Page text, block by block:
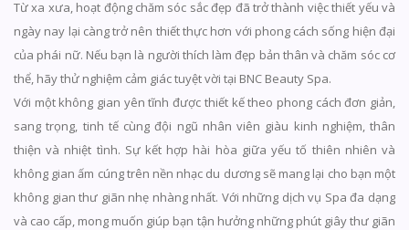
Từ xa xưa, hoạt động chăm sóc sắc đẹp đã trở thành việc thiết yếu và
ngày nay lại càng trở nên thiết thực hơn với phong cách sống hiện đại
của phái nữ. Nếu bạn là người thích làm đẹp bản thân và chăm sóc cơ
thể, hãy thử nghiệm cảm giác tuyệt vời tại BNC Beauty Spa.
Với một không gian yên tĩnh được thiết kế theo phong cách đơn giản,
sang trọng, tinh tế cùng đội ngũ nhân viên giàu kinh nghiệm, thân
thiện và nhiệt tình. Sự kết hợp hài hòa giữa yếu tố thiên nhiên và
không gian ấm cúng trên nền nhạc du dương sẽ mang lại cho bạn một
không gian thư giãn nhẹ nhàng nhất. Với những dịch vụ Spa đa dạng
và cao cấp, mong muốn giúp bạn tận hưởng những phút giây thư giãn